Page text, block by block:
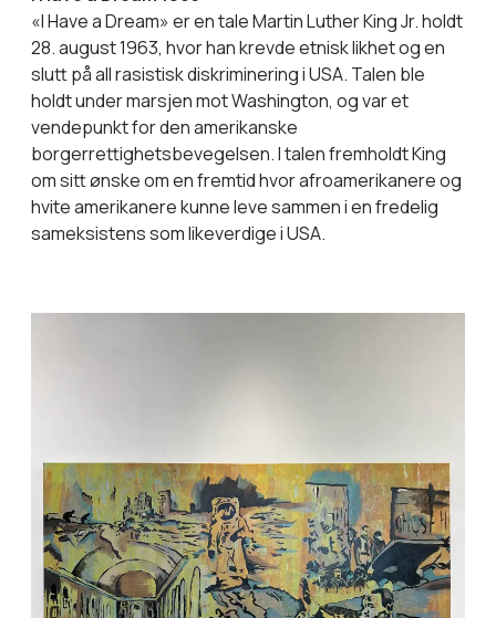
«I Have a Dream» er en tale Martin Luther King Jr. holdt
28. august 1963, hvor han krevde etnisk likhet og en
slutt på all rasistisk diskriminering i USA. Talen ble
holdt under marsjen mot Washington, og var et
vendepunkt for den amerikanske
borgerrettighetsbevegelsen. I talen fremholdt King
om sitt ønske om en fremtid hvor afroamerikanere og
hvite amerikanere kunne leve sammen i en fredelig
sameksistens som likeverdige i USA.